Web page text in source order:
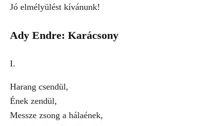
Jó elmélyülést kívánunk!
Ady Endre: Karácsony
I.
Harang csendül,
Ének zendül,
Messze zsong a hálaének,